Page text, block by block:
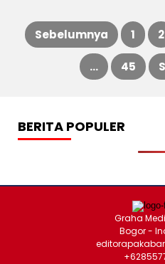
Paginasi
Sebelumnya 1 2
… 45
BERITA POPULER
Graha
Bogor -